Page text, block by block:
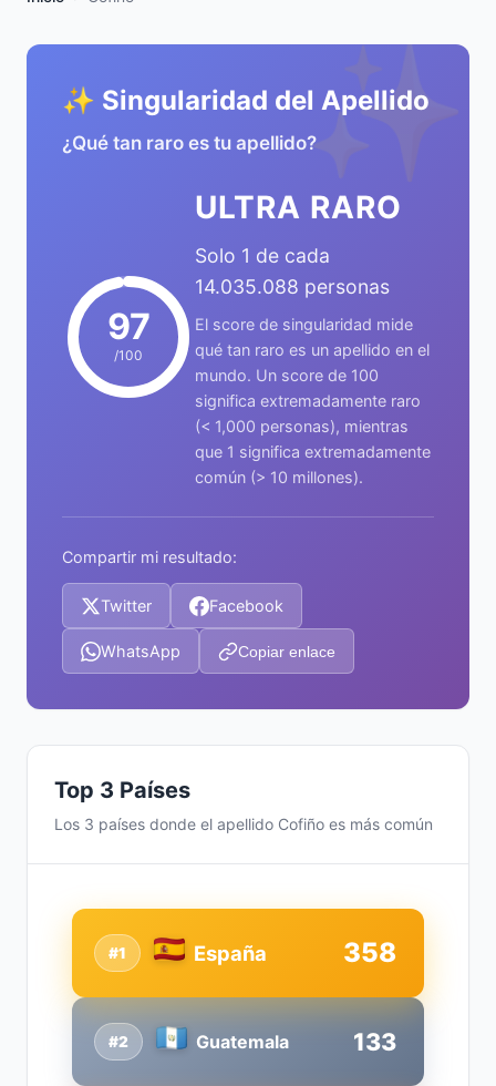
✨
✨ Singularidad del Apellido
¿Qué tan raro es tu apellido?
97
/100
ULTRA RARO
Solo 1 de cada
14.035.088 personas
El score de singularidad mide
qué tan raro es un apellido en el
mundo. Un score de 100
significa extremadamente raro
(< 1,000 personas), mientras
que 1 significa extremadamente
común (> 10 millones).
Compartir mi resultado:
Twitter Facebook
WhatsApp Copiar enlace
Top 3 Países
Los 3 países donde el apellido Cofiño es más común
#2 Guatemala 133
#1 España 358